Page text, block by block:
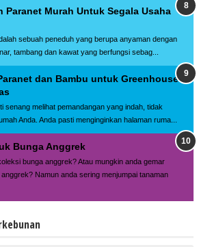
Paranet Murah Untuk Segala Usaha
sebuah peneduh yang berupa anyaman dengan
tambang dan kawat yang berfungsi sebag...
dan Bambu untuk Greenhouse
senang melihat pemandangan yang indah, tidak
Anda. Anda pasti menginginkan halaman ruma...
Bunga Anggrek
bunga anggrek? Atau mungkin anda gemar
Namun anda sering menjumpai tanaman